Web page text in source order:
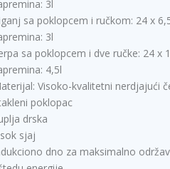
3l
sa poklopcem i ručkom: 24 x
3l
sa poklopcem i dve ručke: 24 x
4,5l
Visoko-kvalitetni nerdjajući
poklopac
drska
sjaj
dno za maksimalno